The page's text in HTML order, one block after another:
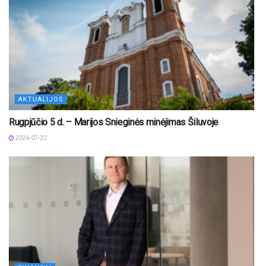
AKTUALIJOS
Rugpjūčio 5 d. – Marijos Snieginės minėjimas Šiluvoje
2026-07-22